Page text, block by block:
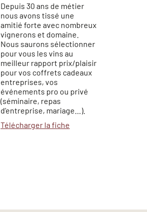
Depuis 30 ans de métier
nous avons tissé une
amitié forte avec nombreux
vignerons et domaine.
Nous saurons sélectionner
pour vous les vins au
meilleur rapport prix/plaisir
pour vos coffrets cadeaux
entreprises, vos
événements pro ou privé
(séminaire, repas
d’entreprise, mariage…).
Télécharger la fiche